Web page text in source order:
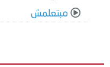
مبتعلمش